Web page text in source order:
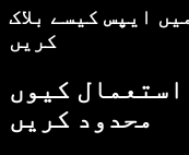
ایپس کیسے بلاک
کریں
کیوں
محدود کریں